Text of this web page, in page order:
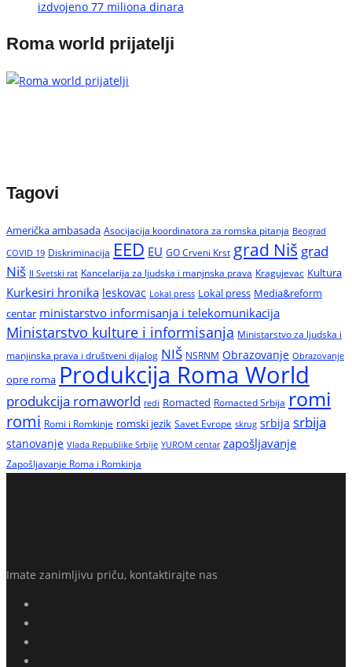
izdvojeno 77 miliona dinara
Roma world prijatelji
Tagovi
Američka ambasada Asocijacija koordinatora za romska pitanja Beograd
COVID 19 Diskriminacija EED EU GO Crveni Krst grad Niš grad
Niš II Svetski rat Kancelarija za ljudska i manjnska prava Kragujevac Kultura
Kurkesiri hronika leskovac Lokal press Lokal press Media&reform
centar ministarstvo informisanja i telekomunikacija
Ministarstvo kulture i informisanja Ministarstvo za ljudska i
manjinska prava i društveni dijalog NIŠ NSRNM Obrazovanje Obrazovanje
opre roma Produkcija Roma World
produkcija romaworld redi Romacted Romacted Srbija romi
romi Romi i Romkinje romski jezik Savet Evrope skrug srbija srbija
stanovanje Vlada Republike Srbije YUROM centar zapošljavanje
Zapošljavanje Roma i Romkinja
Imate zanimljivu priču, kontaktirajte nas